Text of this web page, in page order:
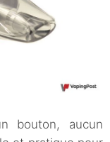
bouton, aucun